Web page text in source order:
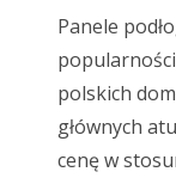
Panele
polskich
głównych
cenę w